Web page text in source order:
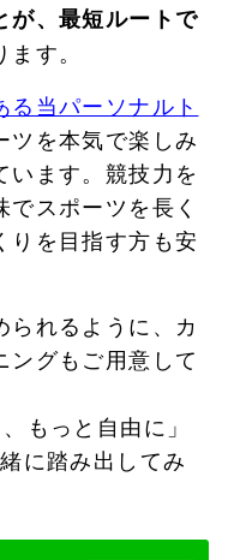
が、最短ルートで
す。
る当パーソナルト
ツを本気で楽しみ
います。競技力を
スポーツを長く
りを目指す方も安
られるように、カ
ングもご用意して
もっと自由に」
に踏み出してみ